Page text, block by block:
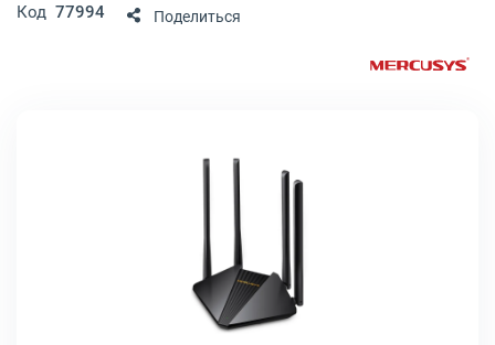
Код 77994 Поделиться